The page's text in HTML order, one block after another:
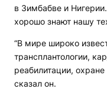
в Зимбабве и
хорошо знают нашу
“В мире широко
трансплантологии,
реабилитации,
сказал он.